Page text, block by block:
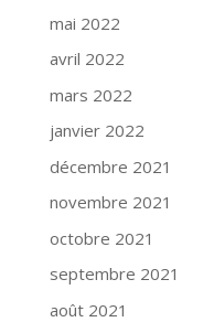
mai 2022
avril 2022
mars 2022
janvier 2022
décembre 2021
novembre 2021
octobre 2021
septembre 2021
août 2021